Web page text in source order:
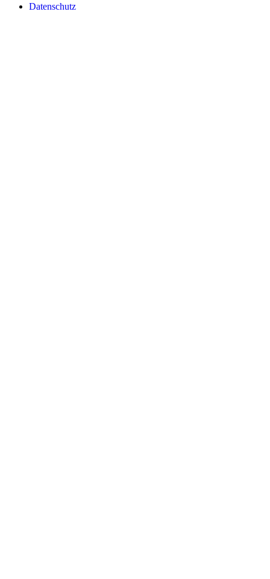
Datenschutz­